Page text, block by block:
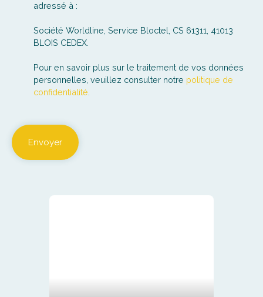
adressé à :
Société Worldline, Service Bloctel, CS 61311, 41013
BLOIS CEDEX.
Pour en savoir plus sur le traitement de vos données
personnelles, veuillez consulter notre politique de
confidentialité
Envoyer